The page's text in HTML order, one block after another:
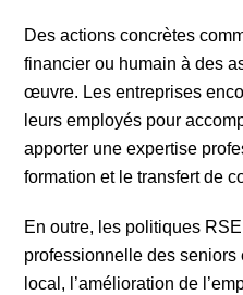
Des actions concrètes
financier ou humain à des
œuvre. Les entreprises
leurs employés pour
apporter une expertise
formation et le transfert de
En outre, les politiques
professionnelle des
local, l’amélioration de